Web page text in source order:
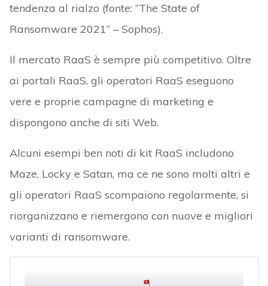
tendenza al rialzo (fonte: “The State of
Ransomware 2021” – Sophos).
Il mercato RaaS è sempre più competitivo. Oltre
ai portali RaaS, gli operatori RaaS eseguono
vere e proprie campagne di marketing e
dispongono anche di siti Web.
Alcuni esempi ben noti di kit RaaS includono
Maze, Locky e Satan, ma ce ne sono molti altri e
gli operatori RaaS scompaiono regolarmente, si
riorganizzano e riemergono con nuove e migliori
varianti di ransomware.